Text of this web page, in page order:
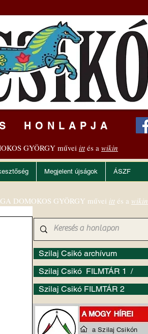
HONLAPJA
GYÖRGY művei ittés a wikin
Megjelent újságok ÁSZF
Szilaj Csikó archívum
Szilaj Csikó FILMTÁR 1 /
Szilaj Csikó FILMTÁR 2
DOMOKOS GYÖRGY művei itt és a wikin
a Szilaj Csikón